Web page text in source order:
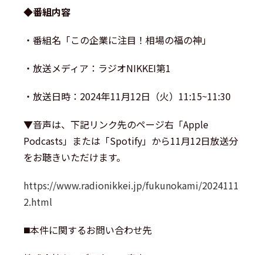
◆番組内容
・番組名「この企業に注目！相場の福の神」
・放送メディア：ラジオNIKKEI第1
・放送日時：2024年11月12日（火）11:15~11:30
▼音声は、下記リンク先のページ右「Apple
Podcasts」または「Spotify」から11月12日放送分
をお聴きいただけます。
https://www.radionikkei.jp/fukunokami/2024111
2.html
◼️本件に関するお問い合わせ先